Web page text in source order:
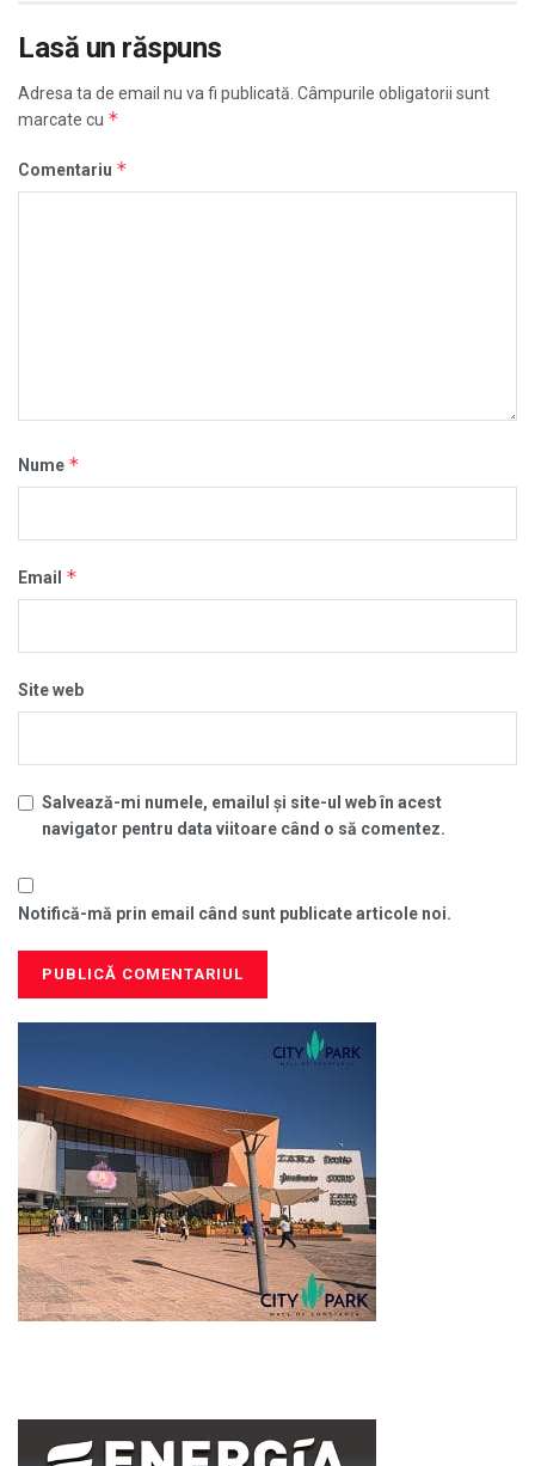
Lasă un răspuns
Adresa ta de email nu va fi publicată. Câmpurile obligatorii sunt
marcate cu *
Comentariu *
Nume *
Email *
Site web
Salvează-mi numele, emailul și site-ul web în acest
navigator pentru data viitoare când o să comentez.
Notifică-mă prin email când sunt publicate articole noi.